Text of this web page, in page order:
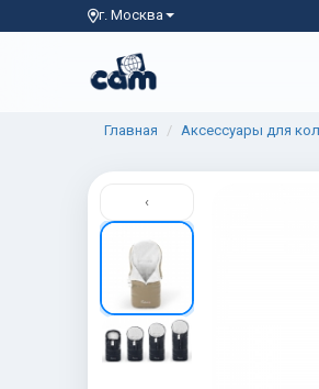
г. Москва
Главная Аксессуары для
‹